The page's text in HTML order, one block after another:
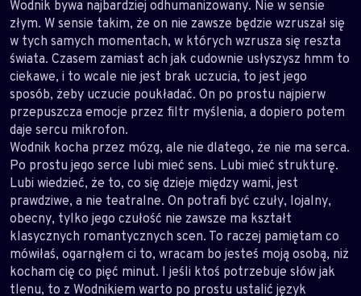
Wodnik bywa najbardziej odhumanizowany. Nie w sensie
złym. W sensie takim, że on nie zawsze będzie wzruszał się
w tych samych momentach, w których wzrusza się reszta
świata. Czasem zamiast ach jak cudownie usłyszysz hmm to
ciekawe, i to wcale nie jest brak uczucia, to jest jego
sposób, żeby uczucie poukładać. On po prostu najpierw
przepuszcza emocje przez filtr myślenia, a dopiero potem
daje sercu mikrofon.
Wodnik kocha przez mózg, ale nie dlatego, że nie ma serca.
Po prostu jego serce lubi mieć sens. Lubi mieć strukturę.
Lubi wiedzieć, że to, co się dzieje między wami, jest
prawdziwe, a nie teatralne. On potrafi być czuły, lojalny,
obecny, tylko jego czułość nie zawsze ma kształt
klasycznych romantycznych scen. To raczej pamiętam co
mówiłaś, ogarnąłem ci to, wracam bo jesteś moją osobą, niż
kocham cię co pięć minut. I jeśli ktoś potrzebuje słów jak
tlenu, to z Wodnikiem warto po prostu ustalić język